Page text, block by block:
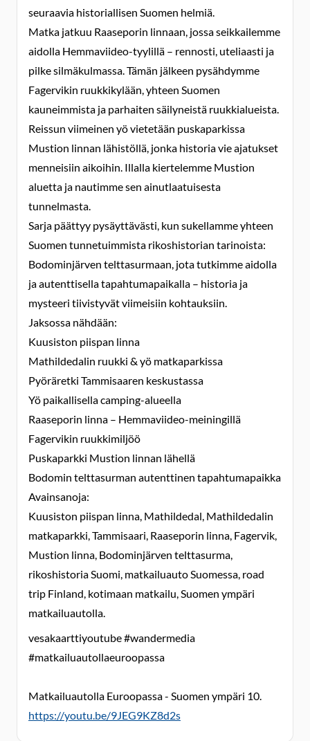
seuraavia historiallisen Suomen helmiä.
Matka jatkuu Raaseporin linnaan, jossa seikkailemme
aidolla Hemmaviideo-tyylillä – rennosti, uteliaasti ja
pilke silmäkulmassa. Tämän jälkeen pysähdymme
Fagervikin ruukkikylään, yhteen Suomen
kauneimmista ja parhaiten säilyneistä ruukkialueista.
Reissun viimeinen yö vietetään puskaparkissa
Mustion linnan lähistöllä, jonka historia vie ajatukset
menneisiin aikoihin. Illalla kiertelemme Mustion
aluetta ja nautimme sen ainutlaatuisesta
tunnelmasta.
Sarja päättyy pysäyttävästi, kun sukellamme yhteen
Suomen tunnetuimmista rikoshistorian tarinoista:
Bodominjärven telttasurmaan, jota tutkimme aidolla
ja autenttisella tapahtumapaikalla – historia ja
mysteeri tiivistyvät viimeisiin kohtauksiin.
Jaksossa nähdään:
Kuusiston piispan linna
Mathildedalin ruukki & yö matkaparkissa
Pyöräretki Tammisaaren keskustassa
Yö paikallisella camping-alueella
Raaseporin linna – Hemmaviideo-meiningillä
Fagervikin ruukkimiljöö
Puskaparkki Mustion linnan lähellä
Bodomin telttasurman autenttinen tapahtumapaikka
Avainsanoja:
Kuusiston piispan linna, Mathildedal, Mathildedalin
matkaparkki, Tammisaari, Raaseporin linna, Fagervik,
Mustion linna, Bodominjärven telttasurma,
rikoshistoria Suomi, matkailuauto Suomessa, road
trip Finland, kotimaan matkailu, Suomen ympäri
matkailuautolla.
vesakaarttiyoutube #wandermedia
#matkailuautollaeuroopassa
Matkailuautolla Euroopassa - Suomen ympäri 10.
https://youtu.be/9JEG9KZ8d2s